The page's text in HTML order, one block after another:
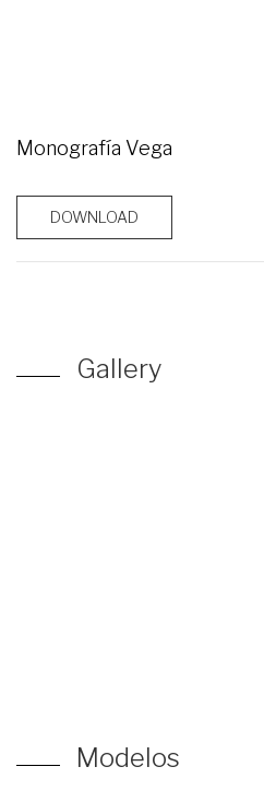
Monografía Vega
DOWNLOAD
Gallery
Modelos